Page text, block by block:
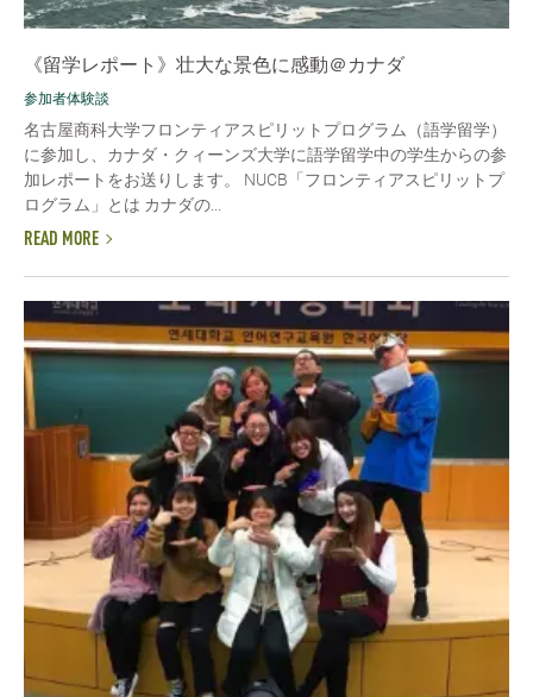
《留学レポート》壮大な景色に感動＠カナダ
参加者体験談
名古屋商科大学フロンティアスピリットプログラム（語学留学）
に参加し、カナダ・クィーンズ大学に語学留学中の学生からの参
加レポートをお送りします。 NUCB「フロンティアスピリットプ
ログラム」とは カナダの...
READ MORE